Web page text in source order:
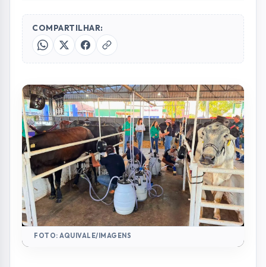
COMPARTILHAR:
FOTO: AQUIVALE/IMAGENS